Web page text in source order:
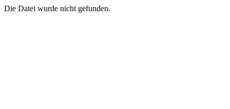
Die Datei wurde nicht gefunden.